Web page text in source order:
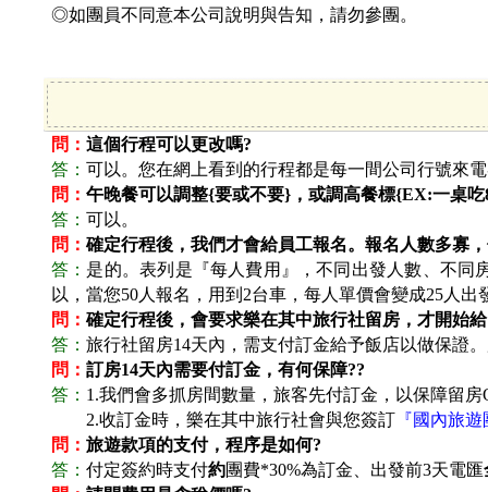
◎如團員不同意本公司說明與告知，請勿參團。
問： 這個行程可以更改嗎?
答： 可以。您在網上看到的行程都是每一間公司行號來
問： 午晚餐可以調整{要或不要}，或調高餐標{EX:一桌
答： 可以。
問： 確定行程後，我們才會給員工報名。報名人數多寡
答： 是的。表列是『每人費用』，不同出發人數、不同
以，當您50人報名，用到2台車，每人單價會變成25人出
問： 確定行程後，會要求樂在其中旅行社留房，才開始
答： 旅行社留房14天內，需支付訂金給予飯店以做保證
問： 訂房14天內需要付訂金，有何保障??
答： 1.我們會多抓房間數量，旅客先付訂金，以保障留
2.收訂金時，樂在其中旅行社會與您簽訂 『國內旅
問： 旅遊款項的支付，程序是如何?
答： 付定簽約時支付約團費*30%為訂金、出發前3天電匯